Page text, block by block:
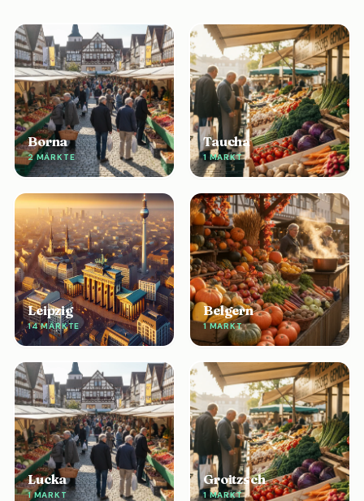
Borna
2 MÄRKTE
Taucha
1 MARKT
Leipzig
14 MÄRKTE
Belgern
1 MARKT
Lucka
1 MARKT
Groitzsch
1 MARKT